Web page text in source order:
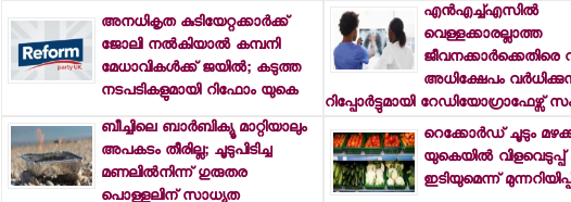
അനധികൃത കുടിയേറ്റക്കാര്‍ക്ക്
ജോലി നല്‍കിയാല്‍ കമ്പനി
മേധാവികള്‍ക്ക് ജയില്‍; കടുത്ത
നടപടികളുമായി റിഫോം യുകെ
എന്‍എച്ച്എസില്‍
വെള്ളക്കാരല്ലാത്ത
ജീവനക്കാര്‍ക്കെതിരെ
അധിക്ഷേപം
റിപ്പോര്‍ട്ടുമായി റേഡിയോഗ്രാഫേഴ്സ്
ബീച്ചിലെ ബാര്‍ബിക്യൂ മാറ്റിയാലും
അപകടം തീരില്ല; ചൂടുപിടിച്ച
മണലില്‍നിന്ന് ഗുരുതര
പൊള്ളലിന് സാധ്യത
റെക്കോര്‍ഡ് ചൂടും
യുകെയില്‍
ഇടിയുമെന്ന് മുന്നറിയിപ്പ്